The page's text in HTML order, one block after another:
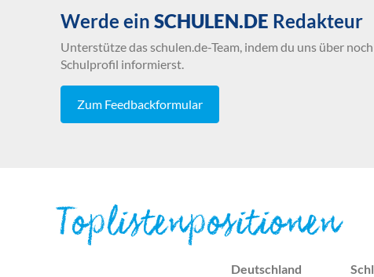
Werde ein SCHULEN.DE Redakteur
Unterstütze das schulen.de-Team, indem du uns über
Schulprofil informierst.
Zum Feedbackformular
Toplistenpositionen
Deutschland